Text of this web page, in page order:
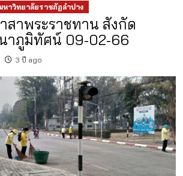
าวิทยาลัยราชภัฏลำปาง
สาพระราชทาน สังกัด
าภูมิทัศน์ 09-02-66
3 ปี ago